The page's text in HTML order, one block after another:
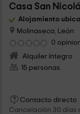
Casa San
Alojamiento
Molinaseca, León
0
Alquiler íntegro
15 personas
Contacto directo
Cancelación 30 días